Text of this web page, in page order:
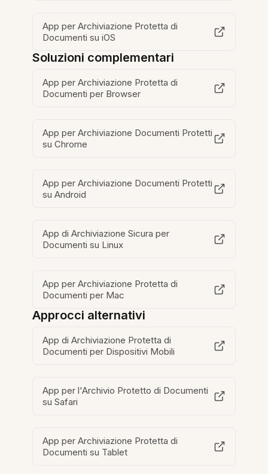
App per Archiviazione Protetta di
Documenti su iOS
Soluzioni complementari
App per Archiviazione Protetta di
Documenti per Browser
App per Archiviazione Documenti Protetti
su Chrome
App per Archiviazione Documenti Protetti
su Android
App di Archiviazione Sicura per
Documenti su Linux
App per Archiviazione Protetta di
Documenti per Mac
Approcci alternativi
App di Archiviazione Protetta di
Documenti per Dispositivi Mobili
App per l'Archivio Protetto di Documenti
su Safari
App per Archiviazione Protetta di
Documenti su Tablet